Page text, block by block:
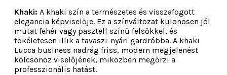
Khaki: A khaki szín a természetes és visszafogott
elegancia képviselője. Ez a színváltozat különösen jól
mutat fehér vagy pasztell színű felsőkkel, és
tökéletesen illik a tavaszi-nyári gardróbba. A khaki
Lucca business nadrág friss, modern megjelenést
kölcsönöz viselőjének, miközben megőrzi a
professzionális hatást.